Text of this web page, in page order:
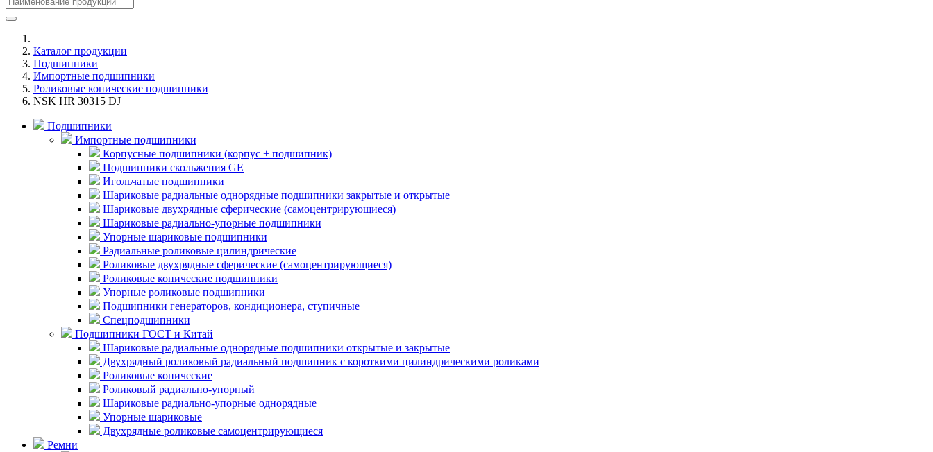
Каталог продукции
Подшипники
Импортные подшипники
Роликовые конические подшипники
NSK HR 30315 DJ
Подшипники
Импортные подшипники
Корпусные подшипники (корпус + подшипник)
Подшипники скольжения GE
Игольчатые подшипники
Шариковые радиальные однорядные подшипники закрытые и открытые
Шариковые двухрядные сферические (самоцентрирующиеся)
Шариковые радиально-упорные подшипники
Упорные шариковые подшипники
Радиальные роликовые цилиндрические
Роликовые двухрядные сферические (самоцентрирующиеся)
Роликовые конические подшипники
Упорные роликовые подшипники
Подшипники генераторов, кондиционера, ступичные
Спецподшипники
Подшипники ГОСТ и Китай
Шариковые радиальные однорядные подшипники открытые и закрытые
Двухрядный роликовый радиальный подшипник с короткими цилиндрическими роликами
Роликовые конические
Роликовый радиально-упорный
Шариковые радиально-упорные однорядные
Упорные шариковые
Двухрядные роликовые самоцентрирующиеся
Ремни